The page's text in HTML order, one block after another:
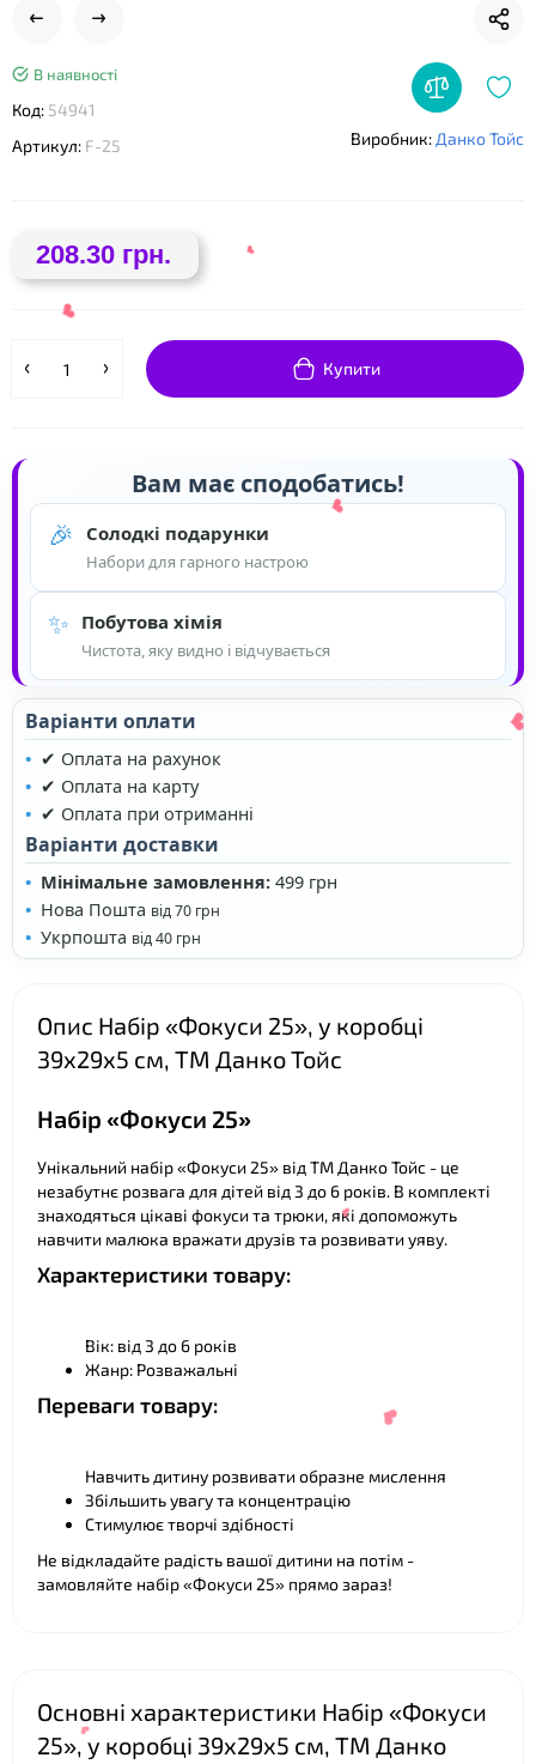
В наявності
Код: 54941
Артикул: F-25 Виробник: Данко Тойс
208.30 грн.
Купити
Вам має сподобатись!
🎉 Солодкі подарунки
Набори для гарного настрою
✨ Побутова хімія
Чистота, яку видно і відчувається
Варіанти оплати
✔ Оплата на рахунок
✔ Оплата на карту
✔ Оплата при отриманні
Варіанти доставки
Мінімальне замовлення: 499 грн
Нова Пошта від 70 грн
Укрпошта від 40 грн
Опис Набір «Фокуси 25», у коробці
39х29х5 см, ТМ Данко Тойс
Набір «Фокуси 25»
Унікальний набір «Фокуси 25» від ТМ Данко Тойс - це
незабутнє розвага для дітей від 3 до 6 років. В комплекті
знаходяться цікаві фокуси та трюки, які допоможуть
навчити малюка вражати друзів та розвивати уяву.
Характеристики товару:
Вік: від 3 до 6 років
Жанр: Розважальні
Переваги товару:
Навчить дитину розвивати образне мислення
Збільшить увагу та концентрацію
Стимулює творчі здібності
Не відкладайте радість вашої дитини на потім -
замовляйте набір «Фокуси 25» прямо зараз!
Основні характеристики Набір «Фокуси
25», у коробці 39х29х5 см, ТМ Данко
❤
❤